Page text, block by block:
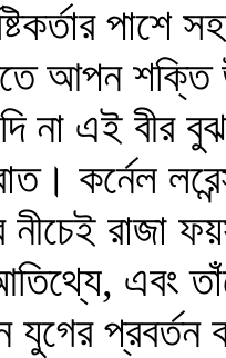
আপন
না এই বীর
কর্নেল
নীচেই রাজা
এবং
প্রবর্তন